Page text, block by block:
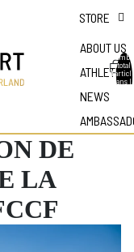
STORE
ABOUT US
ATHLETES
NEWS
total
dans
DE
LA